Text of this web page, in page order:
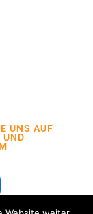
UNS AUF
UND